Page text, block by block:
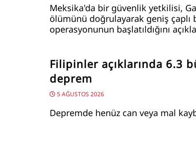
Meksika'da bir güvenlik yetkilisi,
ölümünü doğrulayarak geniş çaplı
operasyonunun başlatıldığını
Filipinler açıklarında 6.3
deprem
5 AĞUSTOS 2026
Depremde henüz can veya mal